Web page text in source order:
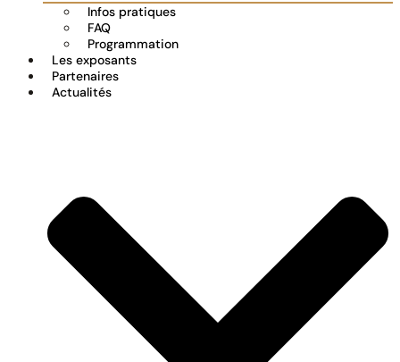
Infos pratiques
FAQ
Programmation
Les exposants
Partenaires
Actualités